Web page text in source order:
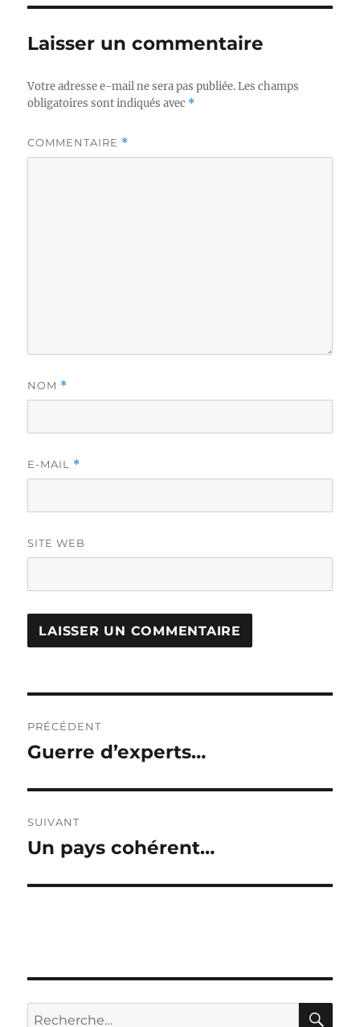
Laisser un commentaire
Votre adresse e-mail ne sera pas publiée. Les champs
obligatoires sont indiqués avec *
COMMENTAIRE *
NOM *
E-MAIL *
SITE WEB
de
PRÉCÉDENT
Publication
Guerre d’experts…
SUIVANT
Publication
Un pays cohérent…
Recherche